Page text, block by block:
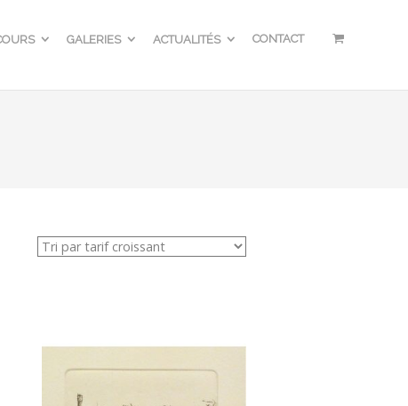
GALERIES ACTUALITÉS CONTACT